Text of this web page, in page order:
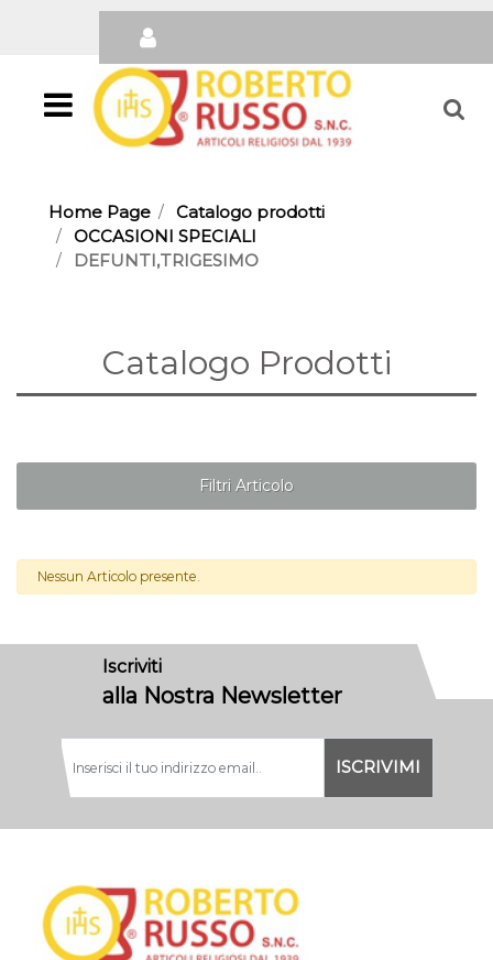
Open
Home Page
Catalogo prodotti
OCCASIONI SPECIALI
DEFUNTI,TRIGESIMO
Catalogo Prodotti
Filtri Articolo
Nessun Articolo presente.
Iscriviti
alla Nostra Newsletter